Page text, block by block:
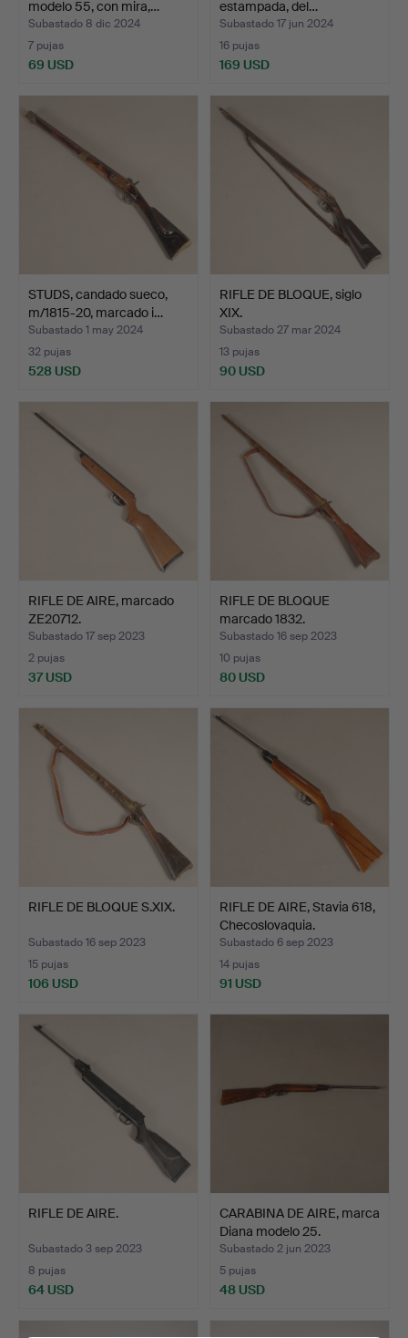
modelo 55, con mira,…
Subastado 8 dic 2024
7 pujas
69 USD
estampada, del…
Subastado 17 jun 2024
16 pujas
169 USD
STUDS, candado sueco,
m/1815-20, marcado i…
Subastado 1 may 2024
32 pujas
528 USD
RIFLE DE BLOQUE, siglo
XIX.
Subastado 27 mar 2024
13 pujas
90 USD
RIFLE DE AIRE, marcado
ZE20712.
Subastado 17 sep 2023
2 pujas
37 USD
RIFLE DE BLOQUE
marcado 1832.
Subastado 16 sep 2023
10 pujas
80 USD
RIFLE DE BLOQUE S.XIX.
Subastado 16 sep 2023
15 pujas
106 USD
RIFLE DE AIRE, Stavia 618,
Checoslovaquia.
Subastado 6 sep 2023
14 pujas
91 USD
RIFLE DE AIRE.
Subastado 3 sep 2023
8 pujas
64 USD
CARABINA DE AIRE, marca
Diana modelo 25.
Subastado 2 jun 2023
5 pujas
48 USD